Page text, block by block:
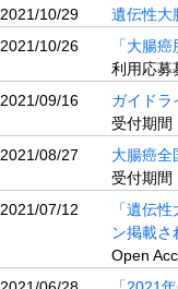
2021/10/29
遺伝性大
2021/10/26
「大腸
利用応募
2021/09/16
ガイドラ
受付期間
2021/08/27
大腸癌全
受付期間
2021/07/12
「遺伝
ン掲載さ
Open